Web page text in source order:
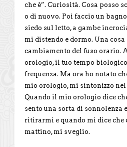
che è”. Curiosità. Cosa posso
o di nuovo. Poi faccio un
siedo sul letto, a gambe
mi distendo e dormo. Una cosa
cambiamento del fuso orario.
orologio, il tuo tempo biologico
frequenza. Ma ora ho notato
mio orologio, mi sintonizzo
Quando il mio orologio dice
sento una sorta di sonnolenza
ritirarmi e quando mi dice che
mattino, mi sveglio.